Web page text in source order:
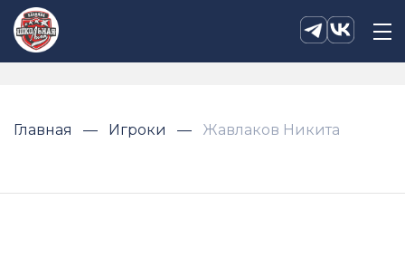
Главная Игроки Жавлаков Никита